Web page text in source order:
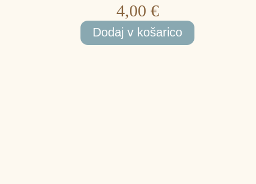
4,00 €
Dodaj v košarico